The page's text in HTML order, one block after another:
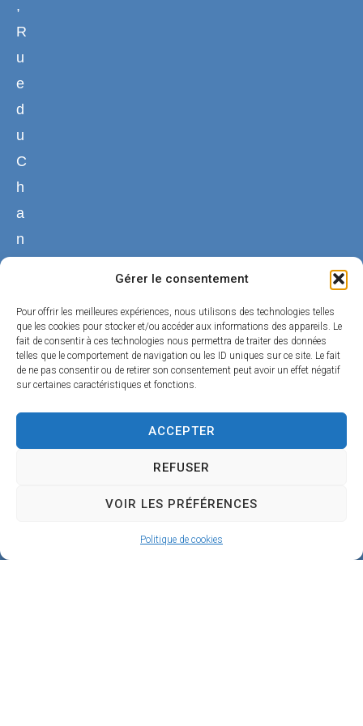
Gérer le consentement
Pour offrir les meilleures expériences, nous utilisons des technologies telles
que les cookies pour stocker et/ou accéder aux informations des appareils. Le
fait de consentir à ces technologies nous permettra de traiter des données
telles que le comportement de navigation ou les ID uniques sur ce site. Le fait
de ne pas consentir ou de retirer son consentement peut avoir un effet négatif
sur certaines caractéristiques et fonctions.
ACCEPTER
REFUSER
VOIR LES PRÉFÉRENCES
Politique de cookies
,
R
u
e
d
u
C
h
a
n
4
5
1
0
B